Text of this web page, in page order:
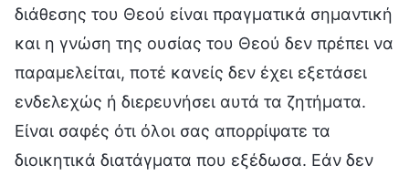
διάθεσης του Θεού είναι πραγματικά σημαντική
και η γνώση της ουσίας του Θεού δεν πρέπει να
παραμελείται, ποτέ κανείς δεν έχει εξετάσει
ενδελεχώς ή διερευνήσει αυτά τα ζητήματα.
Είναι σαφές ότι όλοι σας απορρίψατε τα
διοικητικά διατάγματα που εξέδωσα. Εάν δεν